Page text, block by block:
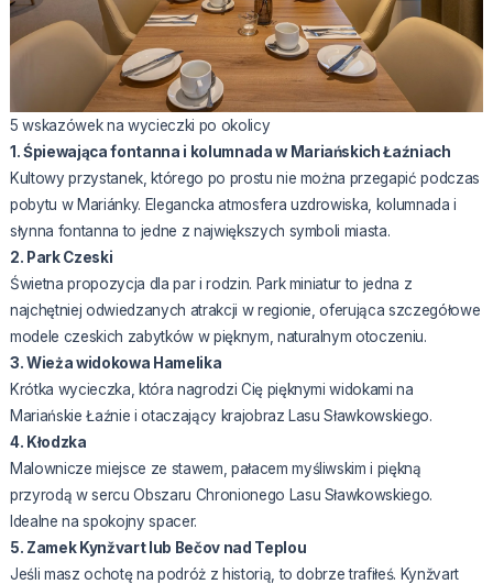
5 wskazówek na wycieczki po okolicy
1. Śpiewająca fontanna i kolumnada w Mariańskich Łaźniach
Kultowy przystanek, którego po prostu nie można przegapić podczas
pobytu w Mariánky. Elegancka atmosfera uzdrowiska, kolumnada i
słynna fontanna to jedne z największych symboli miasta.
2. Park Czeski
Świetna propozycja dla par i rodzin. Park miniatur to jedna z
najchętniej odwiedzanych atrakcji w regionie, oferująca szczegółowe
modele czeskich zabytków w pięknym, naturalnym otoczeniu.
3. Wieża widokowa Hamelika
Krótka wycieczka, która nagrodzi Cię pięknymi widokami na
Mariańskie Łaźnie i otaczający krajobraz Lasu Sławkowskiego.
4. Kłodzka
Malownicze miejsce ze stawem, pałacem myśliwskim i piękną
przyrodą w sercu Obszaru Chronionego Lasu Sławkowskiego.
Idealne na spokojny spacer.
5. Zamek Kynžvart lub Bečov nad Teplou
Jeśli masz ochotę na podróż z historią, to dobrze trafiłeś. Kynžvart